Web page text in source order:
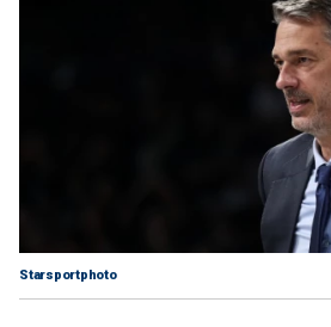
Starsportphoto